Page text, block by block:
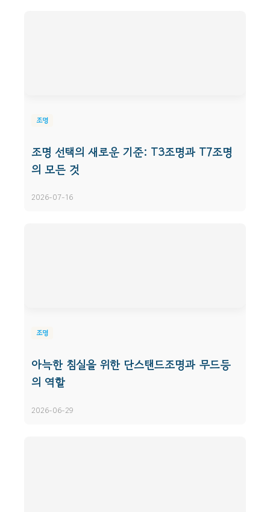
조명
조명 선택의 새로운 기준: T3조명과 T7조명
의 모든 것
2026-07-16
조명
아늑한 침실을 위한 단스탠드조명과 무드등
의 역할
2026-06-29